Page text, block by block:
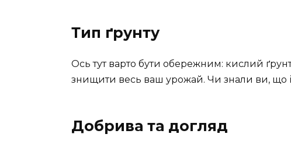
Тип ґрунту
Ось тут варто бути обережним: кислий
знищити весь ваш урожай. Чи знали ви, що
Добрива та догляд